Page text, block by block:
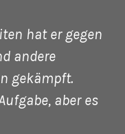
hat er gegen
andere
gekämpft.
aber es